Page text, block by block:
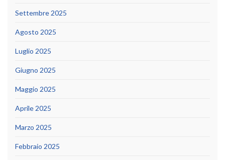
Settembre 2025
Agosto 2025
Luglio 2025
Giugno 2025
Maggio 2025
Aprile 2025
Marzo 2025
Febbraio 2025